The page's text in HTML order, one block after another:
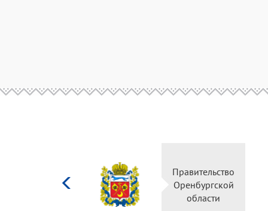
Министерство
культуры
Российской
федерации